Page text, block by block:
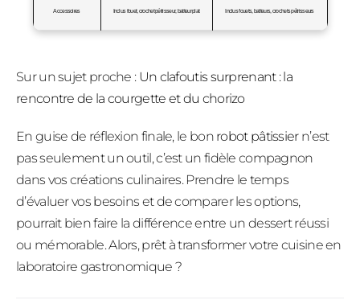
Accessoires Inclus fouet, crochet pétrisseur, batteur plat Inclus fouets, batteurs, crochets pétrisseurs
Sur un sujet proche : Un clafoutis surprenant : la
rencontre de la courgette et du chorizo
En guise de réflexion finale, le bonrobot pâtissiern’est
pas seulement un outil, c’est un fidèle compagnon
dans vos créations culinaires. Prendre le temps
d’évaluer vos besoins et de comparer les options,
pourrait bien faire la différence entre un dessert réussi
ou mémorable. Alors, prêt à transformer votre cuisine en
laboratoire gastronomique ?